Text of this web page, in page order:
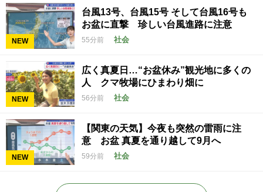
NEW
台風13号、台風15号 そして台風16号も
お盆に直撃 珍しい台風進路に注意
55分前 社会
NEW
広く真夏日…“お盆休み”観光地に多くの
人 クマ牧場にひまわり畑に
56分前 社会
NEW
【関東の天気】今夜も突然の雷雨に注
意 お盆 真夏を通り越して9月へ
59分前 社会